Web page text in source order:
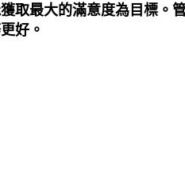
取最大的滿意度為目標。
好。